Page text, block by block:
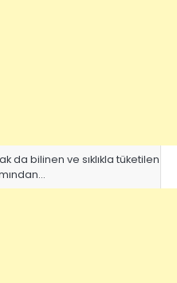
da bilinen ve sıklıkla tüketilen